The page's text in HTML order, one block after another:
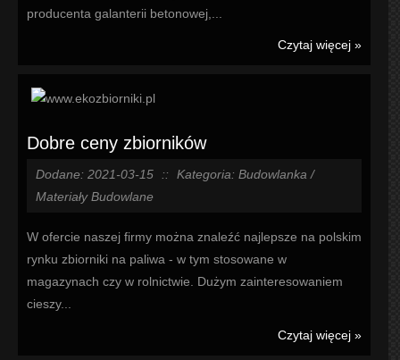
producenta galanterii betonowej,...
Czytaj więcej »
Dobre ceny zbiorników
Dodane: 2021-03-15 ::
Kategoria: Budowlanka /
Materiały Budowlane
W ofercie naszej firmy można znaleźć najlepsze na polskim
rynku zbiorniki na paliwa - w tym stosowane w
magazynach czy w rolnictwie. Dużym zainteresowaniem
cieszy...
Czytaj więcej »